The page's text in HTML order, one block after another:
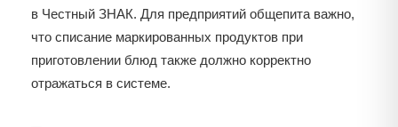
в Честный ЗНАК. Для предприятий общепита важно,
что списание маркированных продуктов при
приготовлении блюд также должно корректно
отражаться в системе.